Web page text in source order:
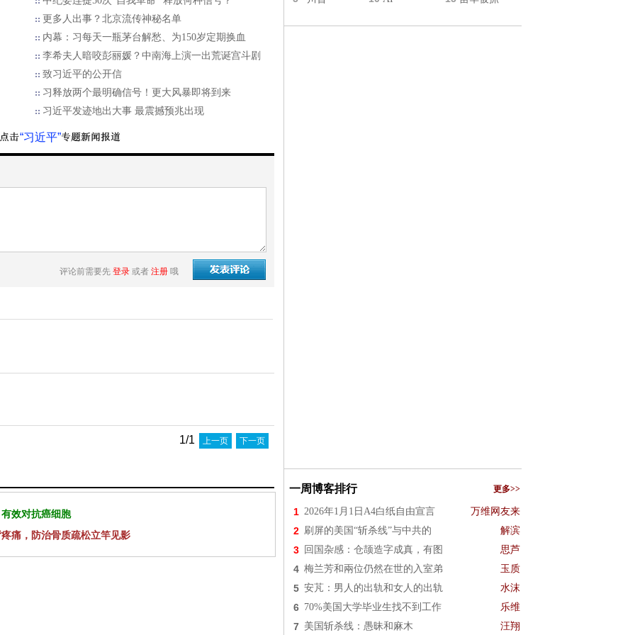
更多人出事？北京流传神秘名单
内幕：习每天一瓶茅台解愁、为150岁定期换血
李希夫人暗咬彭丽媛？中南海上演一出荒诞宫斗剧
致习近平的公开信
习释放两个最明确信号！更大风暴即将到来
习近平发迹地出大事 最震撼预兆出现
“习近平”
评论前需要先 登录 或者 注册 哦
1/1 上一页 下一页
效对抗癌细胞
痛，防治骨质疏松立竿见影
一周博客排行 更多>>
1 2026年1月1日A4白纸自由宣言 万维网友来
2 刷屏的美国“斩杀线”与中共的 解滨
3 回国杂感：仓颉造字成真，有图 思芦
4 梅兰芳和兩位仍然在世的入室弟 玉质
5 安芃：男人的出轨和女人的出轨 水沫
6 70%美国大学毕业生找不到工作 乐维
7 美国斩杀线：愚昧和麻木 汪翔